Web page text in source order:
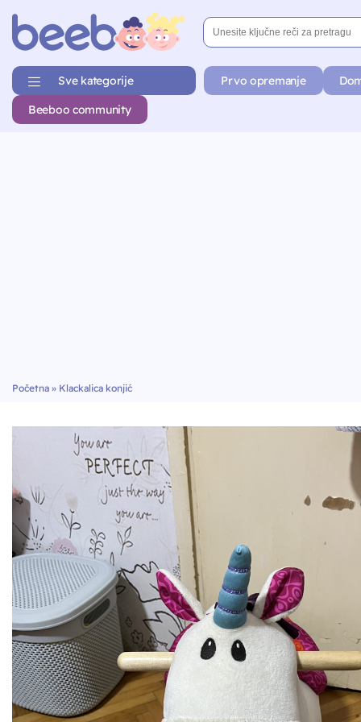
Sve kategorije Prvo opremanje
Beeboo community
Početna » Klackalica konjić